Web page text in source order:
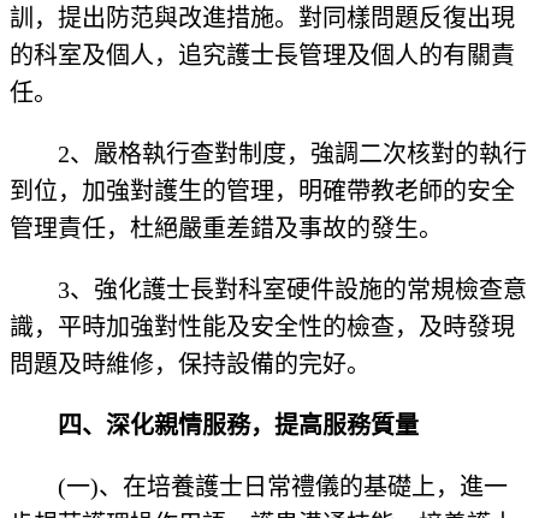
訓，提出防范與改進措施。對同樣問題反復出現
的科室及個人，追究護士長管理及個人的有關責
任。
2、嚴格執行查對制度，強調二次核對的執行
到位，加強對護生的管理，明確帶教老師的安全
管理責任，杜絕嚴重差錯及事故的發生。
3、強化護士長對科室硬件設施的常規檢查意
識，平時加強對性能及安全性的檢查，及時發現
問題及時維修，保持設備的完好。
四、深化親情服務，提高服務質量
(一)、在培養護士日常禮儀的基礎上，進一